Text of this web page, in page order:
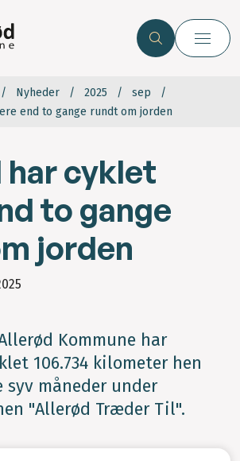
Nyheder 2025
sep
end to gange rundt om jorden
cyklet
to gange
jorden
Kommune har
106.734 kilometer hen
syv måneder under
"Allerød Træder Til".